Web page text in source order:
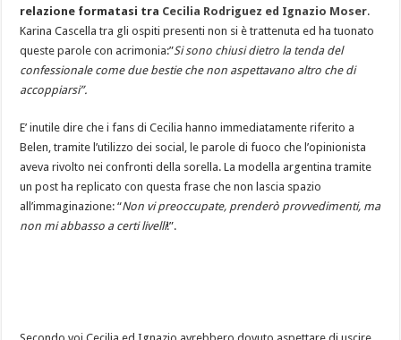
relazione formatasi tra Cecilia Rodriguez ed Ignazio Moser.
Karina Cascella tra gli ospiti presenti non si è trattenuta ed ha tuonato
queste parole con acrimonia:”Si sono chiusi dietro la tenda del
confessionale come due bestie che non aspettavano altro che di
accoppiarsi”.
E’ inutile dire che i fans di Cecilia hanno immediatamente riferito a
Belen, tramite l’utilizzo dei social, le parole di fuoco che l’opinionista
aveva rivolto nei confronti della sorella. La modella argentina tramite
un post ha replicato con questa frase che non lascia spazio
all’immaginazione: “Non vi preoccupate, prenderò provvedimenti, ma
non mi abbasso a certi livelli!”.